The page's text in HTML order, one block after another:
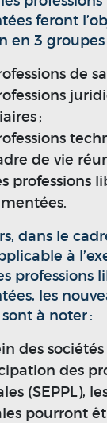
feront
en 3 groupes
de
;
de vie
professions
dans le
à
professions
les
à noter :
des
des
(SEPPL),
pourront